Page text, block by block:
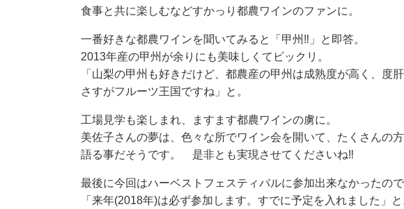
食事と共に楽しむなどすかっり都農ワインのファンに。
一番好きな都農ワインを聞いてみると「甲州‼」と即答。
2013年産の甲州が余りにも美味しくてビックリ。
「山梨の甲州も好きだけど、都農産の甲州は成熟度が高く、度
さすがフルーツ王国ですね」と。
工場見学も楽しまれ、ますます都農ワインの虜に。
美佐子さんの夢は、色々な所でワイン会を開いて、たくさんの
語る事だそうです。 是非とも実現させてくださいね‼
最後に今回はハーベストフェスティバルに参加出来なかったので
「来年(2018年)は必ず参加します。すでに予定を入れました」